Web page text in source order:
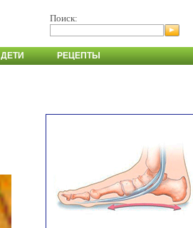
Поиск:
ДЕТИ РЕЦЕПТЫ